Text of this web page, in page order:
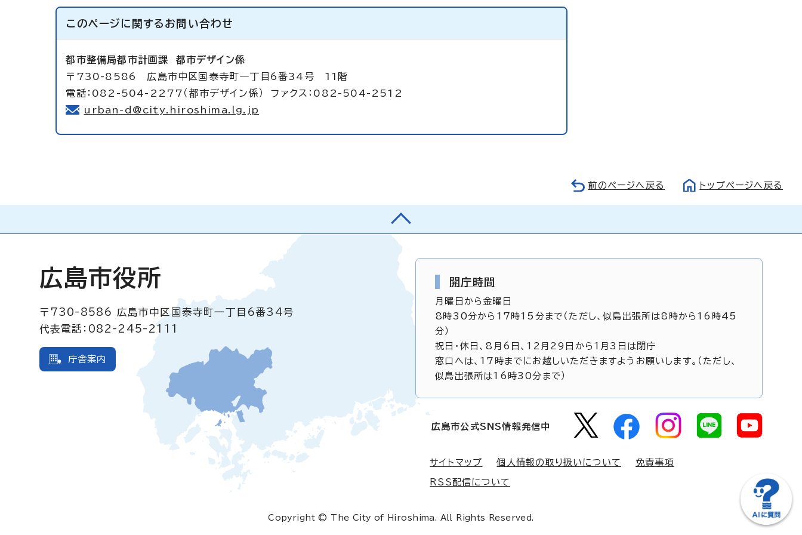
このページに関する お問い合わせ
都市整備局都市計画課 都市デザイン係
〒730-8586 広島市中区国泰寺町一丁目6番34号 11階
電話：082-504-2277（都市デザイン係） ファクス：082-504-2512
urban-d@city.hiroshima.lg.jp
前のページへ戻る トップページへ戻る
広島市役所
〒730-8586
広島市中区国泰寺町一丁目6番34号
代表電話：082-245-2111
庁舎案内
開庁時間
月曜日から金曜日
8時30分から17時15分まで（ただし、似島出張所は8時から16時45
分）
祝日・休日、8月6日、12月29日から1月3日は閉庁
窓口へは、17時までにお越しいただきますようお願いします。（ただし、
似島出張所は16時30分まで）
広島市公式SNS情報発信中
サイトマップ 個人情報の取り扱いについて 免責事項
RSS配信について
Copyright © The City of Hiroshima. All Rights Reserved.